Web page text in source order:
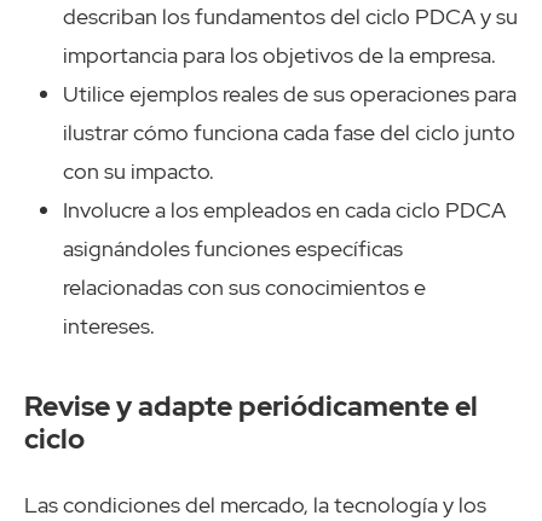
describan los fundamentos del ciclo PDCA y su
importancia para los objetivos de la empresa.
Utilice ejemplos reales de sus operaciones para
ilustrar cómo funciona cada fase del ciclo junto
con su impacto.
Involucre a los empleados en cada ciclo PDCA
asignándoles funciones específicas
relacionadas con sus conocimientos e
intereses.
Revise y adapte periódicamente el
ciclo
Las condiciones del mercado, la tecnología y los